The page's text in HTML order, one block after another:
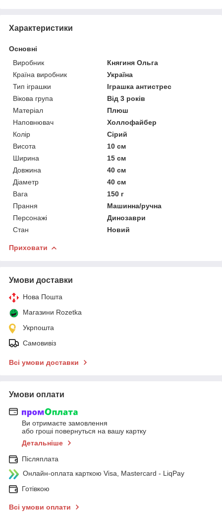
Характеристики
Основні
Виробник
Княгиня Ольга
Країна виробник
Україна
Тип іграшки
Іграшка антистрес
Вікова група
Від 3 років
Матеріал
Плюш
Наповнювач
Холлофайбер
Колір
Сірий
Висота
10 см
Ширина
15 см
Довжина
40 см
Діаметр
40 см
Вага
150 г
Прання
Машинна/ручна
Персонажі
Динозаври
Стан
Новий
Приховати
Умови доставки
Нова Пошта
Магазини Rozetka
Укрпошта
Самовивіз
Всі умови доставки
Умови оплати
Ви отримаєте замовлення
або гроші повернуться на вашу картку
Детальніше
Післяплата
Онлайн-оплата карткою Visa, Mastercard - LiqPay
Готівкою
Всі умови оплати